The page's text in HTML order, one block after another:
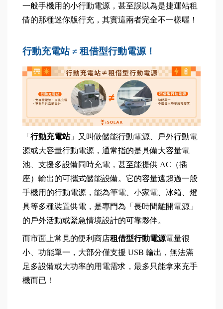
一般手機用的小行動電源，甚至誤以為是捷運站租
借的那種迷你版行充，其實這兩者完全不一樣喔！
行動充電站 ≠ 租借型行動電源！
「 行動充電站」又叫做儲能行動電源、戶外行動電
源或大容量行動電源，通常指的是具備大容量電
池、支援多設備同時充電，甚至能提供 AC（插
座）輸出的可攜式儲能設備。它的容量遠超過一般
手機用的行動電源，能為筆電、小家電、冰箱、燈
具等多種裝置供電，是專門為「長時間離開電源」
的戶外活動或緊急情境設計的可靠夥伴。
而市面上常見的便利商店租借型行動電源電量很
小、功能單一，大部分僅支援 USB 輸出，無法滿
足多設備或大功率的用電需求，最多只能拿來充手
機而已！